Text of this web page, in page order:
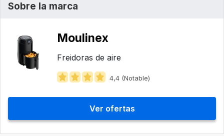
Sobre la marca
Moulinex
Freidoras de aire
4,4 (Notable)
Ver ofertas